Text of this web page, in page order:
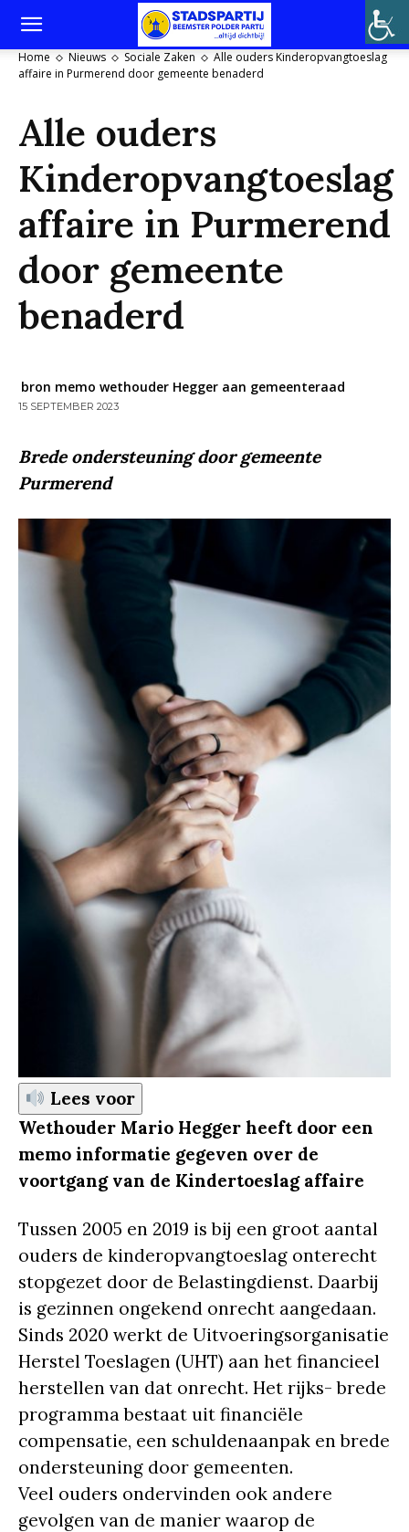
Home Nieuws Sociale Zaken
Alle ouders Kinderopvangtoeslag
affaire in Purmerend door gemeente benaderd
Alle ouders
Kinderopvangtoeslag
affaire in Purmerend
door gemeente
benaderd
bron memo wethouder Hegger aan gemeenteraad
15 SEPTEMBER 2023
Brede ondersteuning door gemeente
Purmerend
Lees voor
Wethouder Mario Hegger heeft door een
memo informatie gegeven over de
voortgang van de Kindertoeslag affaire
Tussen 2005 en 2019 is bij een groot aantal
ouders de kinderopvangtoeslag onterecht
stopgezet door de Belastingdienst. Daarbij
is gezinnen ongekend onrecht aangedaan.
Sinds 2020 werkt de Uitvoeringsorganisatie
Herstel Toeslagen (UHT) aan het financieel
herstellen van dat onrecht. Het rijks- brede
programma bestaat uit financiële
compensatie, een schuldenaanpak en brede
ondersteuning door gemeenten.
Veel ouders ondervinden ook andere
gevolgen van de manier waarop de